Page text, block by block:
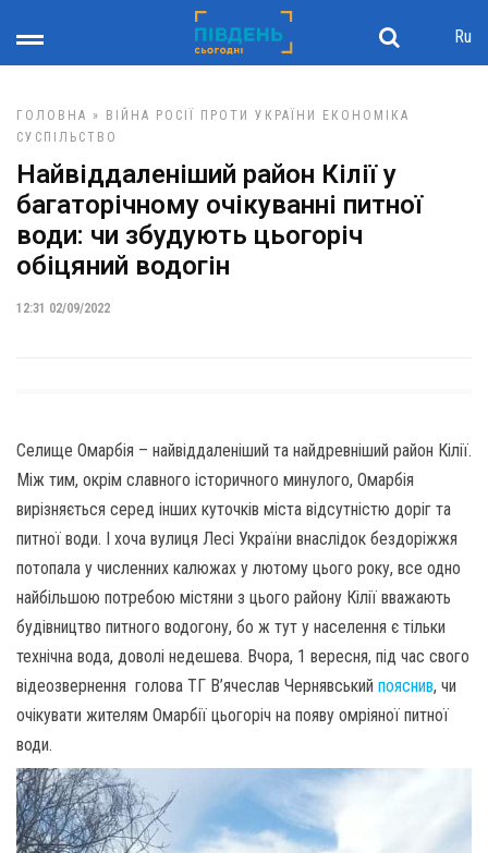
Ru
ГОЛОВНА » ВІЙНА РОСІЇ ПРОТИ УКРАЇНИ
ЕКОНОМІКА
СУСПІЛЬСТВО
Найвіддаленіший район Кілії у
багаторічному очікуванні питної
води: чи збудують цьогоріч
обіцяний водогін
12:31 02/09/2022
Селище Омарбія – найвіддаленіший та найдревніший район Кілії.
Між тим, окрім славного історичного минулого, Омарбія
вирізняється серед інших куточків міста відсутністю доріг та
питної води. І хоча вулиця Лесі України внаслідок бездоріжжя
потопала у численних калюжах у лютому цього року, все одно
найбільшою потребою містяни з цього району Кілії вважають
будівництво питного водогону, бо ж тут у населення є тільки
технічна вода, доволі недешева. Вчора, 1 вересня, під час свого
відеозвернення голова ТГ В’ячеслав Чернявський пояснив, чи
очікувати жителям Омарбії цьогоріч на появу омріяної питної
води.